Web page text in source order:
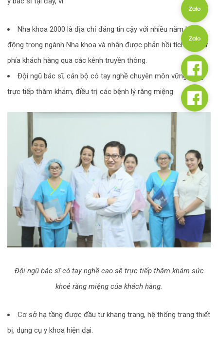
Nha khoa 2000 là địa chỉ đáng tin cậy với nhiều năm hoạt
động trong ngành Nha khoa và nhận được phản hồi tích cực từ
phía khách hàng qua các kênh truyền thông.
Đội ngũ bác sĩ, cán bộ có tay nghề chuyên môn vững vàng
trực tiếp thăm khám, điều trị các bệnh lý răng miệng
Đội ngũ bác sĩ có tay nghề cao sẽ trực tiếp thăm khám sức
khoẻ răng miệng của khách hàng.
Cơ sở hạ tầng được đầu tư khang trang, hệ thống trang thiết
bị, dụng cụ y khoa hiện đại.